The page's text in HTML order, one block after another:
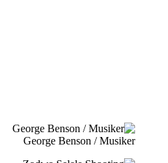
George Benson / Musiker